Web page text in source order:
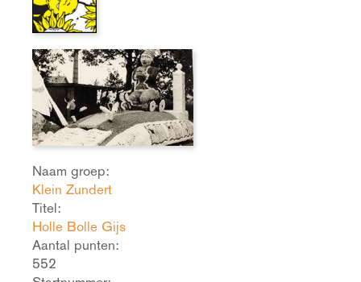
Naam groep:
Klein Zundert
Titel:
Holle Bolle Gijs
Aantal punten:
552